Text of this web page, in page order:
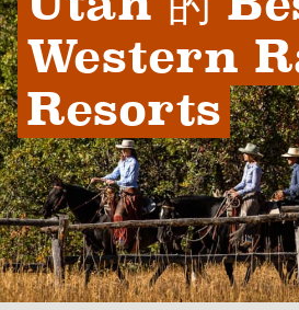
Western
Resorts